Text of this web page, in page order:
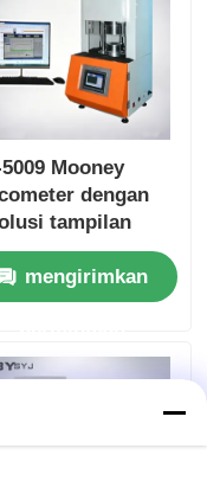
Mooney
dengan
tampilan
0,01°C dan
rotor 2
untuk pengujian
ASTM D1646
1232
mengirimkan